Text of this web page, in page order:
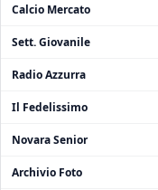
Calcio Mercato
Sett. Giovanile
Radio Azzurra
Il Fedelissimo
Novara Senior
Archivio Foto